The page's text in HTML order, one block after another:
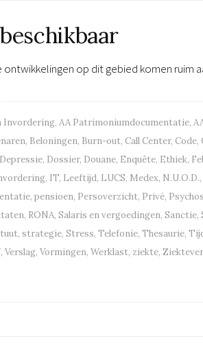
op dit gebied komen ruim
Invordering, AA Patrimoniumdocumentatie,
, Beloningen, Burn-out, Call Center, Code,
Depressie, Dossier, Douane, Enquête, Ethiek,
, IT, Leeftijd, LUCS, Medex, N.U.O.D.,
, pensioen, Persoverzicht, Privé,
, RONA, Salaris en vergoedingen, Sanctie,
, strategie, Stress, Telefonie, Thesaurie,
, Verslag, Vormingen, Werklast, ziekte,